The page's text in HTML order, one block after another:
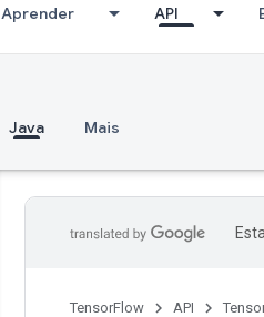
Aprender API
Java Mais
TensorFlow API